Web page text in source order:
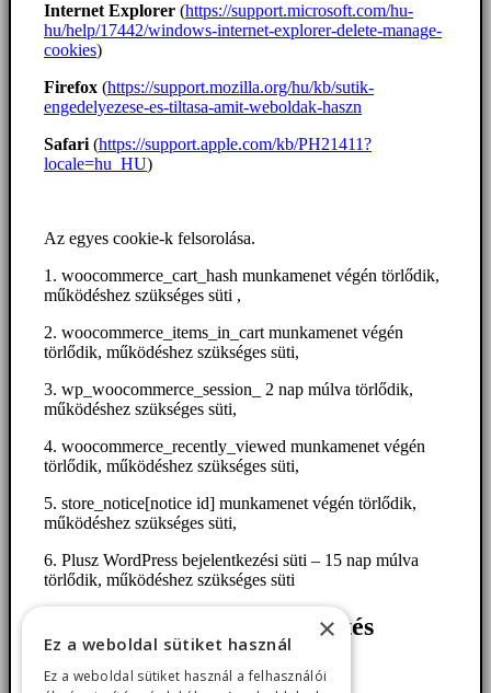
Internet Explorer (https://support.microsoft.com/hu-
hu/help/17442/windows-internet-explorer-delete-manage-
cookies)
Firefox (https://support.mozilla.org/hu/kb/sutik-
engedelyezese-es-tiltasa-amit-weboldak-haszn
Safari (https://support.apple.com/kb/PH21411?
locale=hu_HU)
Az egyes cookie-k felsorolása.
1. woocommerce_cart_hash munkamenet végén törlődik,
működéshez szükséges süti ,
2. woocommerce_items_in_cart munkamenet végén
törlődik, működéshez szükséges süti,
3. wp_woocommerce_session_ 2 nap múlva törlődik,
működéshez szükséges süti,
4. woocommerce_recently_viewed munkamenet végén
törlődik, működéshez szükséges süti,
5. store_notice[notice id] munkamenet végén törlődik,
működéshez szükséges süti,
6. Plusz WordPress bejelentkezési süti – 15 nap múlva
törlődik, működéshez szükséges süti
Google Ads konverziókövetés
használata
×
Ez a weboldal sütiket használ
Ez a weboldal sütiket használ a felhasználói